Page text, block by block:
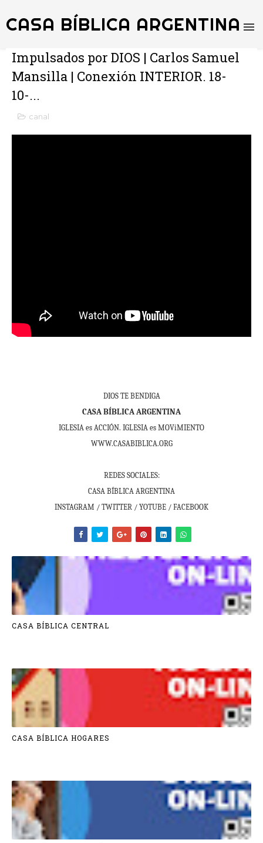
CASA BÍBLICA ARGENTINA
Impulsados por DIOS | Carlos Samuel
Mansilla | Conexión INTERIOR. 18-
10-...
canal
DIOS TE BENDIGA
CASA BÍBLICA ARGENTINA
IGLESIA es ACCIÓN. IGLESIA es MOViMIENTO
WWW.CASABIBLICA.ORG
REDES SOCIALES:
CASA BÍBLICA ARGENTINA
INSTAGRAM / TWITTER / YOTUBE / FACEBOOK
CASA BÍBLICA CENTRAL
CASA BÍBLICA HOGARES